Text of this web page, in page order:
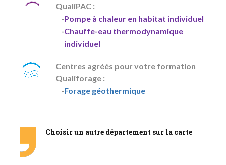
QualiPAC :
Pompe à chaleur en habitat individuel
Chauffe-eau thermodynamique
individuel
Centres agréés pour votre formation
Qualiforage :
Forage géothermique
Choisir un autre département sur la carte